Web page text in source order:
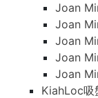
Joan
Joan
Joan
Joan
Joan
KiahLoc吸